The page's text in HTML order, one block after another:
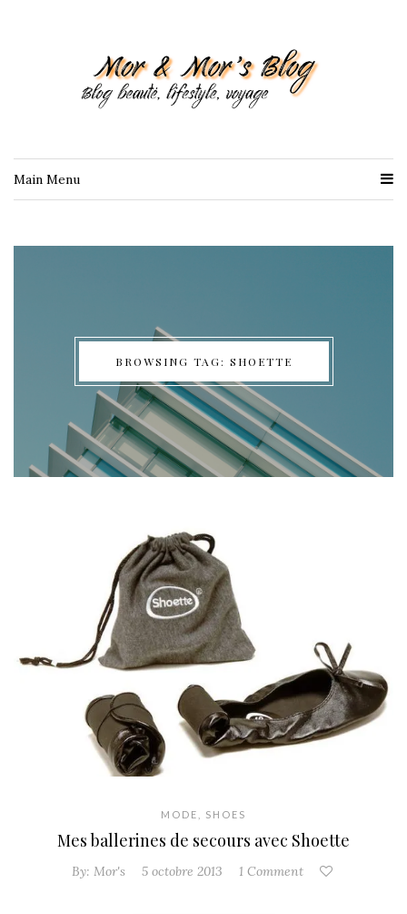
Main Menu
BROWSING TAG: SHOETTE
MODE SHOES
Mes ballerines de secours avec Shoette
By: Mor's 5 octobre 2013 1 Comment